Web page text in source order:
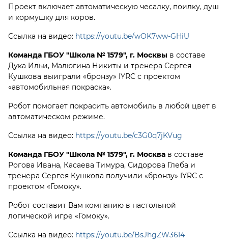
Проект включает автоматическую чесалку, поилку, душ
и кормушку для коров.
Ссылка на видео: https://youtu.be/wOK7ww-GHiU
Команда ГБОУ "Школа № 1579", г. Москвы в составе
Дука Ильи, Малюгина Никиты и тренера Сергея
Кушкова выиграли «бронзу» IYRC с проектом
«автомобильная покраска».
Робот помогает покрасить автомобиль в любой цвет в
автоматическом режиме.
Ссылка на видео: https://youtu.be/c3G0q7jKVug
Команда ГБОУ "Школа № 1579", г. Москва в составе
Рогова Ивана, Касаева Тимура, Сидорова Глеба и
тренера Сергея Кушкова получили «бронзу» IYRC с
проектом «Гомоку».
Робот составит Вам компанию в настольной
логической игре «Гомоку».
Ссылка на видео: https://youtu.be/BsJhgZW36I4